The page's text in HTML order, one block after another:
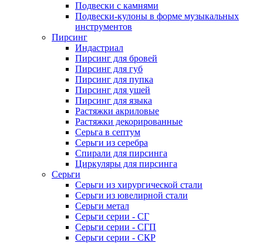
Подвески с камнями
Подвески-кулоны в форме музыкальных
инструментов
Пирсинг
Индастриал
Пирсинг для бровей
Пирсинг для губ
Пирсинг для пупка
Пирсинг для ушей
Пирсинг для языка
Растяжки акриловые
Растяжки декорированные
Серьга в септум
Серьги из серебра
Спирали для пирсинга
Циркуляры для пирсинга
Серьги
Серьги из хирургической стали
Серьги из ювелирной стали
Серьги метал
Серьги серии - СГ
Серьги серии - СГП
Серьги серии - СКР